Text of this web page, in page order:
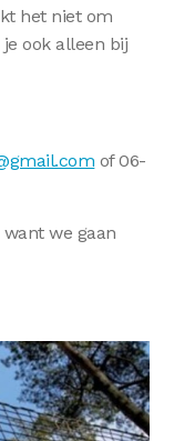
het niet om
ook alleen bij
of 06-
we gaan